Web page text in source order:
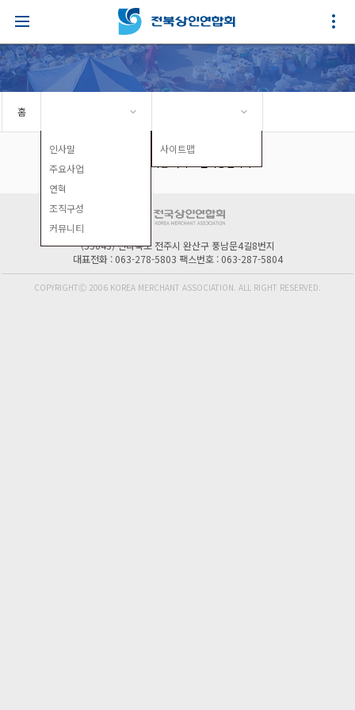
홈
인사말
주요사업
연혁
조직구성
커뮤니티
사이트맵
(55043) 전라북도 전주시 완산구 풍남문4길8번지
대표전화 : 063-278-5803 팩스번호 : 063-287-5804
COPYRIGHTⒸ 2006 KOREA MERCHANT ASSOCIATION. ALL RIGHT RESERVED.